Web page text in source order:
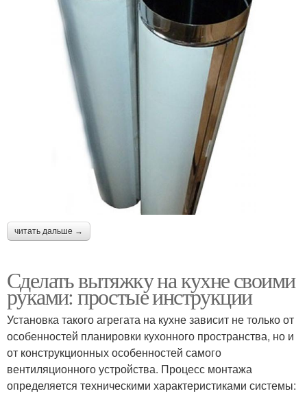
читать дальше →
Сделать вытяжку на кухне своими
руками: простые инструкции
Установка такого агрегата на кухне зависит не только от
особенностей планировки кухонного пространства, но и
от конструкционных особенностей самого
вентиляционного устройства. Процесс монтажа
определяется техническими характеристиками системы: